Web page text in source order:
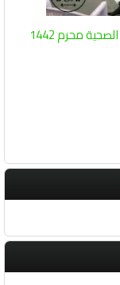
محرم 1442